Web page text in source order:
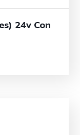
24v Con